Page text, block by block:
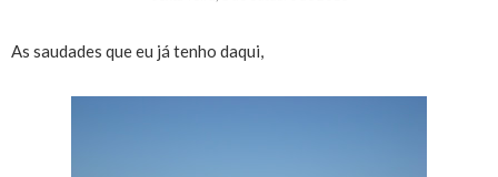
As saudades que eu já tenho daqui,